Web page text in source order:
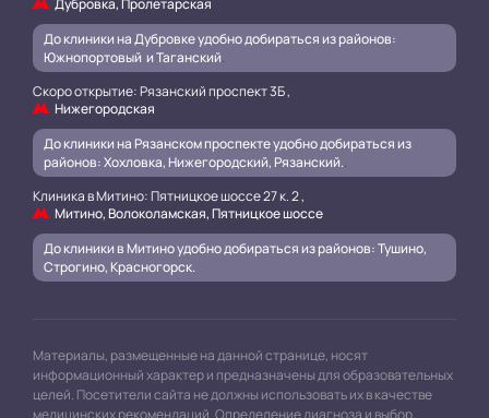
До клиники на Дубровке удобно добираться из районов:
Южнопортовый и Таганский.
Скоро открытие: Рязанский проспект 3Б ,
Нижегородская
До клиники на Рязанском проспекте удобно добираться из
районов: Хохловка, Нижегородский, Рязанский..
Клиника в Митино: Пятницкое шоссе 27 к. 2 ,
Митино, Волоколамская, Пятницкое шоссе
До клиники в Митино удобно добираться из районов: Тушино,
Строгино, Красногорск.
Материалы, размещенные на данной странице, носят
информационный характер и предназначены для образовательных
целей. Посетители сайта не должны использовать их в качестве
медицинских рекомендаций. Определение диагноза и выбор